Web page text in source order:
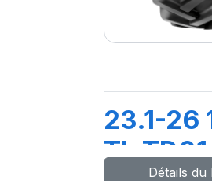
23.1-26
TL TD01
Détails du